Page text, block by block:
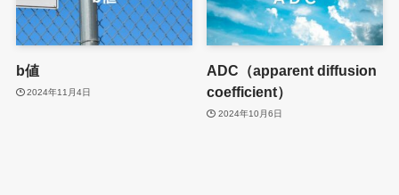
b値
2024年11月4日
ADC（apparent diffusion
coefficient）
2024年10月6日